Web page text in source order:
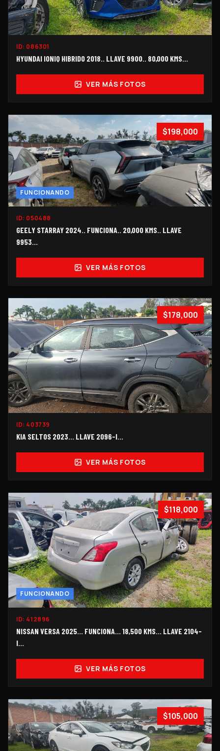
ID: 086301
HYUNDAI IONIQ HIBRIDO 2018.. LLAVE 9900.. 80,000 KMS...
VER MÁS FOTOS
$198,000
FUNCIONANDO
ID: 050488
GEELY STARRAY 2024.. FUNCIONA.. 20,000 KMS.. LLAVE
9953...
VER MÁS FOTOS
$178,000
ID: 403739
KIA SELTOS 2023... LLAVE 2096-I...
VER MÁS FOTOS
$118,000
FUNCIONANDO
ID: 412896
NISSAN VERSA 2025... FUNCIONA... 18,500 KMS... LLAVE 2104-
I...
VER MÁS FOTOS
$105,000